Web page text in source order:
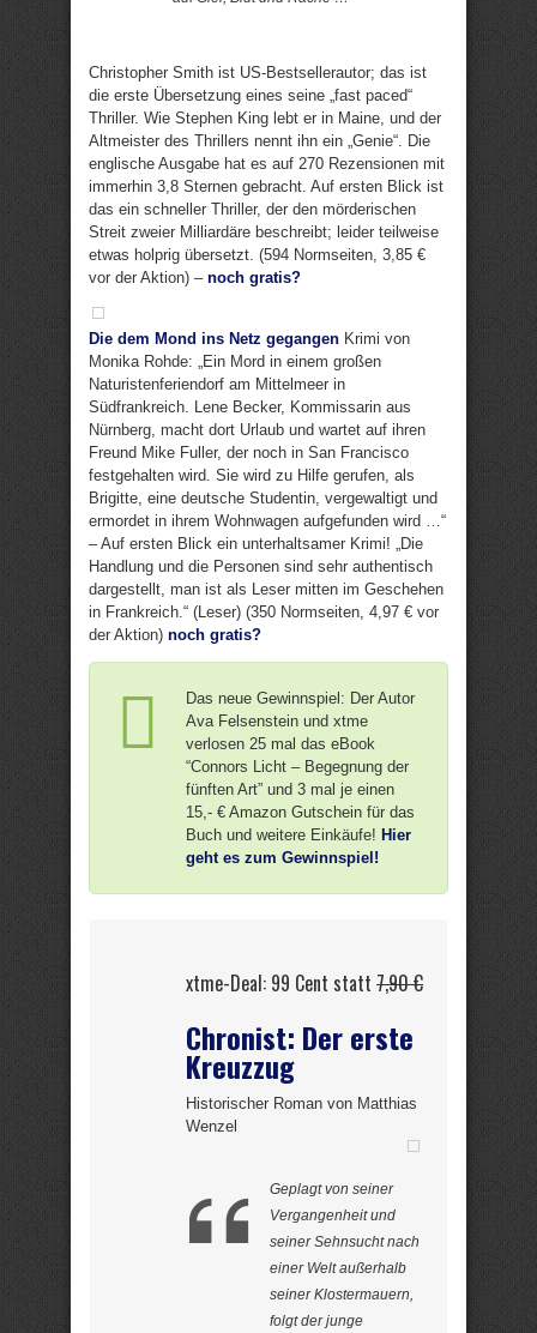
Christopher Smith ist US-Bestsellerautor; das ist
die erste Übersetzung eines seine „fast paced“
Thriller. Wie Stephen King lebt er in Maine, und der
Altmeister des Thrillers nennt ihn ein „Genie“. Die
englische Ausgabe hat es auf 270 Rezensionen mit
immerhin 3,8 Sternen gebracht. Auf ersten Blick ist
das ein schneller Thriller, der den mörderischen
Streit zweier Milliardäre beschreibt; leider teilweise
etwas holprig übersetzt. (594 Normseiten, 3,85 €
vor der Aktion) – noch gratis?
Die dem Mond ins Netz gegangen Krimi von
Monika Rohde: „Ein Mord in einem großen
Naturistenferiendorf am Mittelmeer in
Südfrankreich. Lene Becker, Kommissarin aus
Nürnberg, macht dort Urlaub und wartet auf ihren
Freund Mike Fuller, der noch in San Francisco
festgehalten wird. Sie wird zu Hilfe gerufen, als
Brigitte, eine deutsche Studentin, vergewaltigt und
ermordet in ihrem Wohnwagen aufgefunden wird …“
– Auf ersten Blick ein unterhaltsamer Krimi! „Die
Handlung und die Personen sind sehr authentisch
dargestellt, man ist als Leser mitten im Geschehen
in Frankreich.“ (Leser) (350 Normseiten, 4,97 € vor
der Aktion) noch gratis?
Das neue Gewinnspiel: Der Autor
Ava Felsenstein und xtme
verlosen 25 mal das eBook
“Connors Licht – Begegnung der
fünften Art” und 3 mal je einen
15,- € Amazon Gutschein für das
Buch und weitere Einkäufe! Hier
geht es zum Gewinnspiel!
xtme-Deal: 99 Cent statt 7,90 €
Chronist: Der erste
Kreuzzug
Historischer Roman von Matthias
Wenzel
Geplagt von seiner
Vergangenheit und
seiner Sehnsucht nach
einer Welt außerhalb
seiner Klostermauern,
folgt der junge